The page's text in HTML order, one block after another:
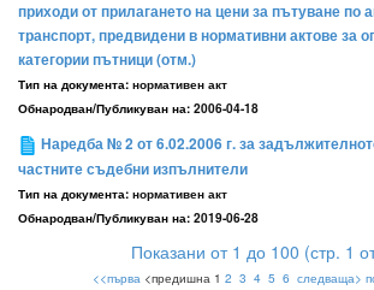
приходи от прилагането на цени за пътуване по
транспорт, предвидени в нормативни актове за
категории пътници (отм.)
Тип на документа: нормативен акт
Обнародван/Публикуван на: 2006-04-18
Наредба № 2 от 6.02.2006 г. за
частните съдебни изпълнители
Тип на документа: нормативен акт
Обнародван/Публикуван на: 2019-06-28
Показани от 1 до 100 (стр. 1
<<първа<предишна 1 2 3 4 5 6 следваща>